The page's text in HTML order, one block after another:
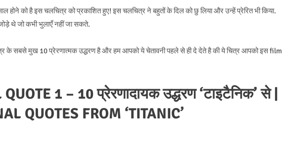
होने को है इस चलचित्र को प्रकाशित हुए! इस चलचित्र ने बहुतों के दिल को छु लिया और उन्हें प्रेरित भी किया.
थे जो कभी भुलाएँ नहीं जा सकते.
के सबसे मुख 10 प्रेरणात्मक उद्धरण है और हम आपको ये चेतावनी पहले से ही दे देते है की ये चित्र आपको इस film
1 – 10 प्रेरणादायक उद्धरण ‘टाइटैनिक’ से |
QUOTES FROM ‘TITANIC’